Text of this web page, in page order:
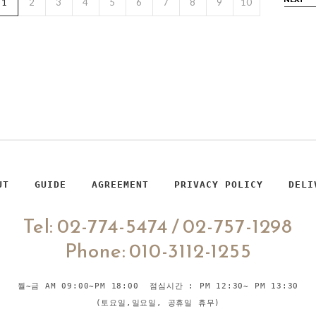
GUIDE AGREEMENT PRIVACY POLICY
Tel: 02-774-5474 / 02-757-1298
Phone: 010-3112-1255
월~금 AM 09:00~PM 18:00 점심시간 : PM 12:30~ PM 13:30
(토요일,일요일, 공휴일 휴무)